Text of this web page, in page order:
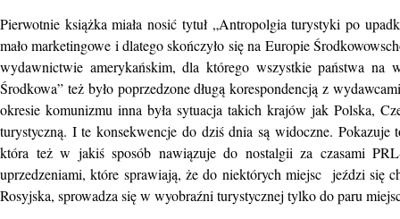
Pierwotnie książka miała nosić tytuł „Antropolgia turystyki po
mało marketingowe i dlatego skończyło się na Europie
wydawnictwie amerykańskim, dla którego wszystkie państwa
Środkowa” też było poprzedzone długą korespondencją z
okresie komunizmu inna była sytuacja takich krajów jak Polska,
turystyczną. I te konsekwencje do dziś dnia są widoczne.
która też w jakiś sposób nawiązuje do nostalgii za czasami
uprzedzeniami, które sprawiają, że do niektórych miejsc jeździ się
Rosyjska, sprowadza się w wyobraźni turystycznej tylko do paru